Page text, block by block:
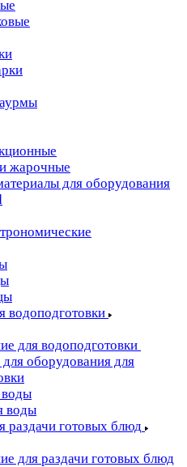
жарочные
для оборудования
водоподготовки
для водоподготовки
оборудования для
воды
воды
раздачи готовых блюд
для раздачи готовых блюд